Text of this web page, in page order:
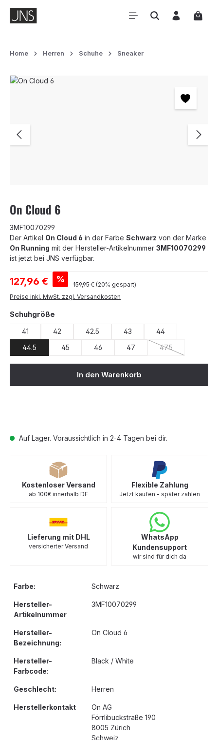
Zum Hauptinhalt springen
Home Herren Schuhe Sneaker
Bildergalerie überspringen
On Cloud 6
3MF10070299
Der Artikel On Cloud 6 in der Farbe Schwarz von der Marke
On Running mit der Hersteller-Artikelnummer 3MF10070299
ist jetzt bei JNS verfügbar.
Verkaufspreis:
127,96 € % Regulärer Preis:
159,95 € (20% gespart)
Preise inkl. MwSt. zzgl. Versandkosten
Auf Lager. Voraussichtlich in 2-4 Tagen bei dir.
Schuhgröße
41 42 42.5 43
44
44.5
45 46 47 47.5
(Diese Option ist
In den Warenkorb
Kostenloser Versand
ab 100€ innerhalb DE
Flexible Zahlung
Jetzt kaufen - später zahlen
Lieferung mit DHL
versicherter Versand
WhatsApp
Kundensupport
wir sind für dich da
Farbe: Schwarz
Hersteller-
Artikelnummer
3MF10070299
Hersteller-
Bezeichnung:
On Cloud 6
Hersteller-
Farbcode:
Black / White
Geschlecht: Herren
Herstellerkontakt
On AG
Förrlibuckstraße 190
8005 Zürich
Schweiz